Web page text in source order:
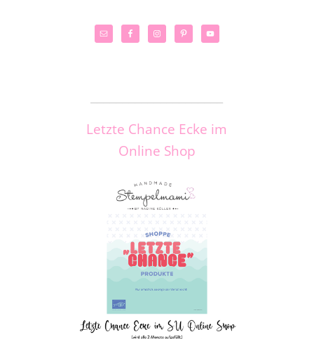
Letzte Chance Ecke im
Online Shop